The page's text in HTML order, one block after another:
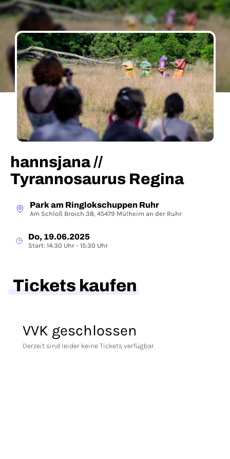
hannsjana //
Tyrannosaurus Regina
Park am Ringlokschuppen Ruhr
Am Schloß Broich 38, 45479 Mülheim an der Ruhr
Do, 19.06.2025
Start: 14:30 Uhr - 15:30 Uhr
Tickets kaufen
VVK geschlossen
Derzeit sind leider keine Tickets verfügbar.